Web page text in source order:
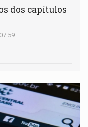
dos capítulos